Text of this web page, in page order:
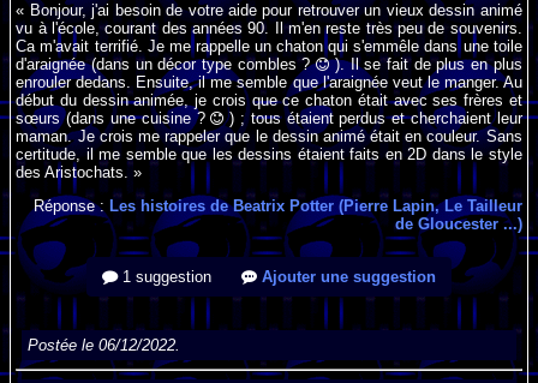
« Bonjour, j'ai besoin de votre aide pour retrouver un vieux dessin animé
vu à l'école, courant des années 90. Il m'en reste très peu de souvenirs.
Ca m'avait terrifié. Je me rappelle un chaton qui s'emmêle dans une toile
d'araignée (dans un décor type combles ?
). Il se fait de plus en plus
enrouler dedans. Ensuite, il me semble que l'araignée veut le manger. Au
début du dessin animée, je crois que ce chaton était avec ses frères et
sœurs (dans une cuisine ?
) ; tous étaient perdus et cherchaient leur
maman. Je crois me rappeler que le dessin animé était en couleur. Sans
certitude, il me semble que les dessins étaient faits en 2D dans le style
des Aristochats. »
Réponse : Les histoires de Beatrix Potter (Pierre Lapin, Le Tailleur
de Gloucester ...)
1 suggestion Ajouter une suggestion
Postée le 06/12/2022.